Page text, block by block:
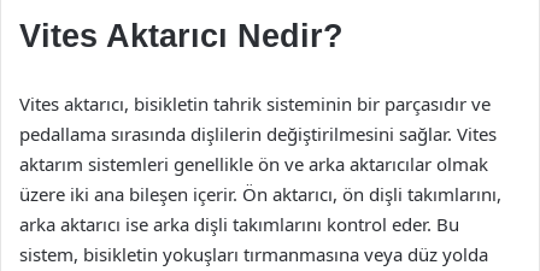
Vites Aktarıcı Nedir?
Vites aktarıcı, bisikletin tahrik sisteminin bir parçasıdır ve
pedallama sırasında dişlilerin değiştirilmesini sağlar. Vites
aktarım sistemleri genellikle ön ve arka aktarıcılar olmak
üzere iki ana bileşen içerir. Ön aktarıcı, ön dişli takımlarını,
arka aktarıcı ise arka dişli takımlarını kontrol eder. Bu
sistem, bisikletin yokuşları tırmanmasına veya düz yolda